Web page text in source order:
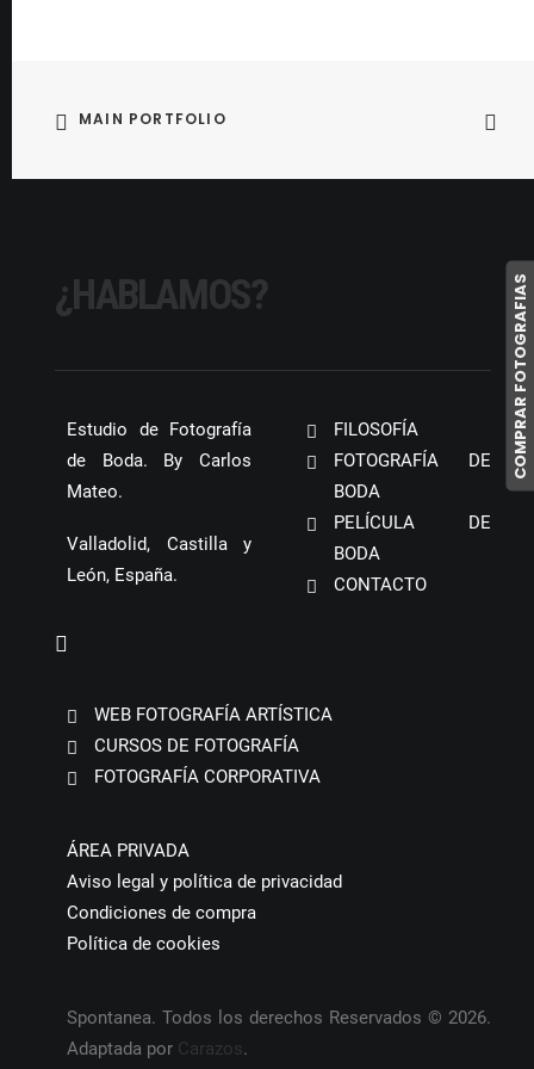
MAIN PORTFOLIO
¿HABLAMOS?
Estudio de Fotografía
de Boda. By Carlos
Mateo.
Valladolid, Castilla y
León, España.
FILOSOFÍA
FOTOGRAFÍA DE
BODA
PELÍCULA DE
BODA
CONTACTO
WEB FOTOGRAFÍA ARTÍSTICA
CURSOS DE FOTOGRAFÍA
FOTOGRAFÍA CORPORATIVA
ÁREA PRIVADA
Aviso legal y política de privacidad
Condiciones de compra
Política de cookies
Spontanea. Todos los derechos Reservados © 2026.
Adaptada por Carazos.
COMPRAR FOTOGRAFIAS